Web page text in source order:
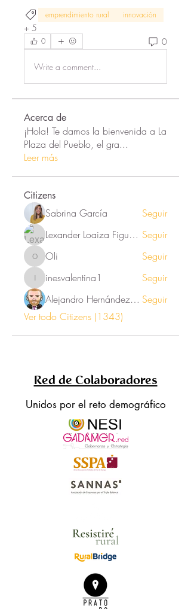
emprendimiento rural innovación
+ 5
0 0
Write a comment...
Acerca de
¡Hola! Te damos la bienvenida a La
Plaza del Pueblo, el gra...
Leer más
Citizens
Sabrina García
Seguir
Lexander Loaiza Figueroa Seguir
Oli Oli Seguir
inesvalentina1
inesvalentina1
Seguir
Alejandro Hernández Renner Seguir
Ver todo Citizens (1343)
Red de Colaboradores
Unidos por el reto demográfico